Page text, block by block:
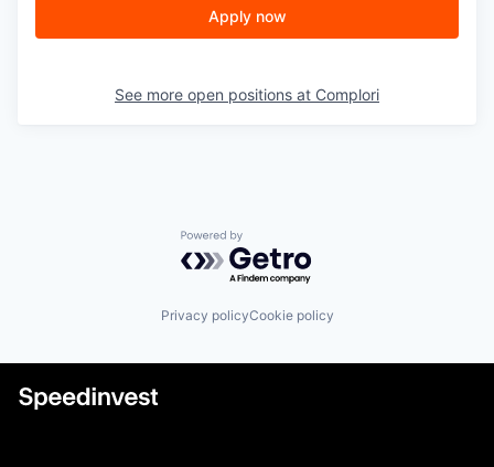
Apply now
See more open positions at Complori
Powered by Getro.com
Privacy policyCookie policy